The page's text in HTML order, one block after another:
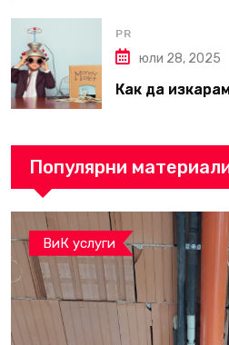
PR
юли 28, 2025
Как да
Популярни
ВиК услуги